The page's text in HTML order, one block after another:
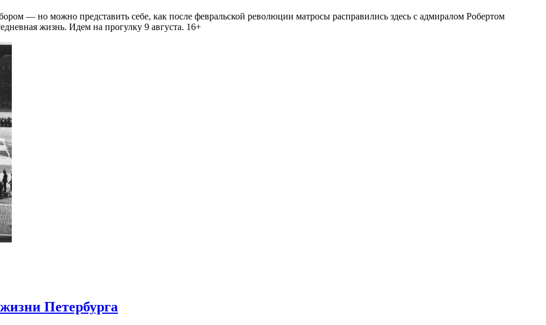
— но можно представить себе, как после февральской революции матросы расправились здесь с адмиралом Робертом
жизнь. Идем на прогулку 9 августа. 16+
Петербурга